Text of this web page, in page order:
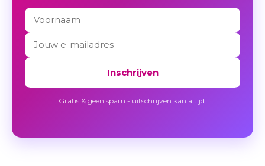
Inschrijven
Gratis & geen spam - uitschrijven kan altijd.